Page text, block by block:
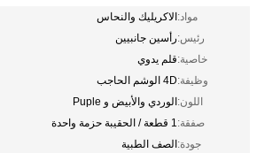
مواد:الاكريليك والنحاس
رئيس:رأسين جانبيين
خاصية:قلم يدوي
وظيفة:4D الوشم الحاجب
اللون:الوردي والأبيض و Puple
صفقة:1 قطعة / الحقيبة حزمة واحدة
جودة:الصف الطبية